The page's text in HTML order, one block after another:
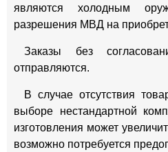
являются холодным
разрешения МВД на
Заказы без
отправляются.
В случае отсутствия
выборе нестандартной
изготовления может
возможно потребуется